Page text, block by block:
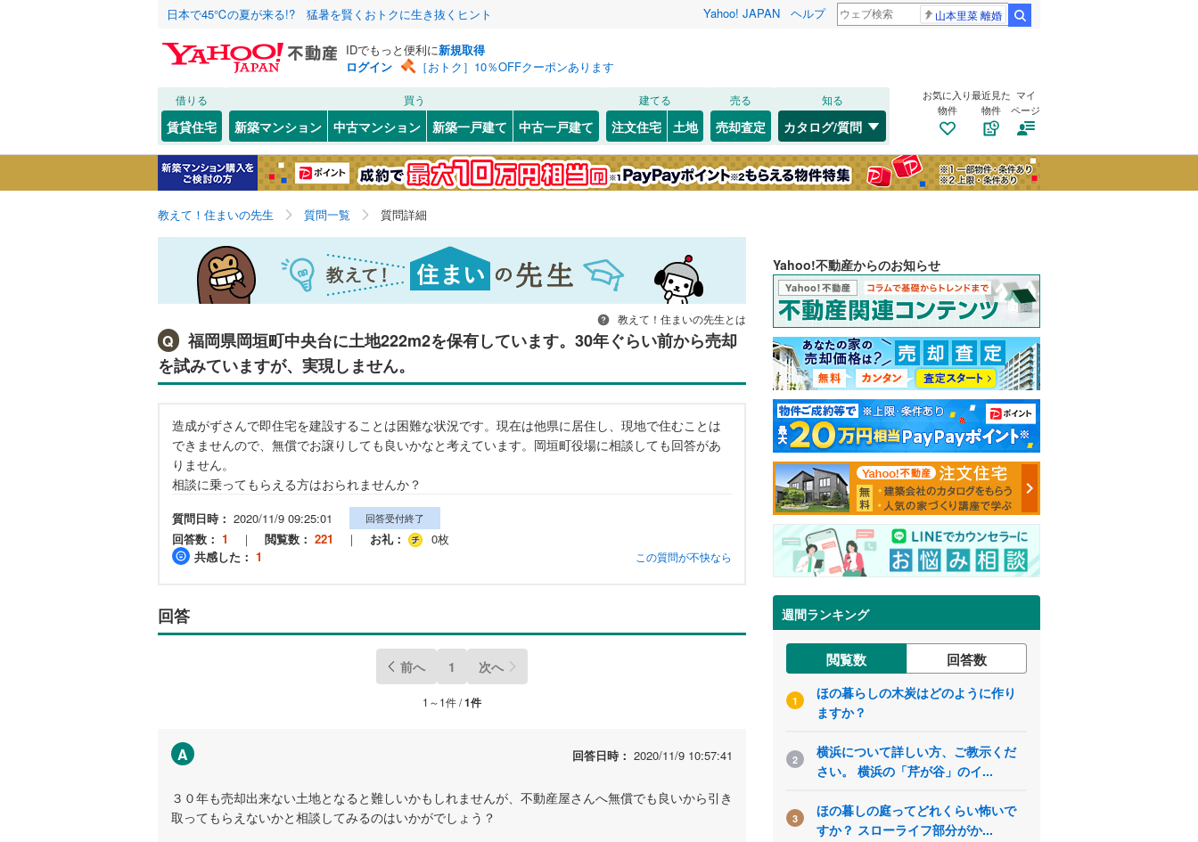
日本で45℃の夏が来る!? 猛暑を賢くおトクに生き抜くヒント Yahoo! JAPAN ヘルプ 山本里菜 離婚
IDでもっと便利に新規取得
ログイン
［おトク］10％OFFクーポンあります
借りる
賃貸住宅
買う
新築マンション 中古マンション 新築一戸建て 中古一戸建て
建てる
注文住宅 土地
売る
売却査定
知る
カタログ/質問
お気に入り
物件
最近見た
物件
マイ
ページ
教えて！住まいの先生 質問一覧 質問詳細
教えて！住まいの先生とは
Q
福岡県岡垣町中央台に土地222m2を保有しています。30年ぐらい前から売却
を試みていますが、実現しません。
造成がずさんで即住宅を建設することは困難な状況です。現在は他県に居住し、現地で住むことは
できませんので、無償でお譲りしても良いかなと考えています。岡垣町役場に相談しても回答があ
りません。
相談に乗ってもらえる方はおられませんか？
質問日時： 2020/11/9 09:25:01 回答受付終了
回答数： 1 ｜ 閲覧数： 221 ｜ お礼：
0枚
共感した： 1 この質問が不快なら
回答
前へ 1 次へ
1～1件 /1件
A 回答日時： 2020/11/9 10:57:41
３０年も売却出来ない土地となると難しいかもしれませんが、不動産屋さんへ無償でも良いから引き
取ってもらえないかと相談してみるのはいかがでしょう？
Yahoo!不動産からのお知らせ
週間ランキング
閲覧数 回答数
1
ほの暮らしの木炭はどのように作り
ますか？
2
横浜について詳しい方、ご教示くだ
さい。 横浜の「芹が谷」のイ...
3
ほの暮しの庭ってどれくらい怖いで
すか？ スローライフ部分がか...